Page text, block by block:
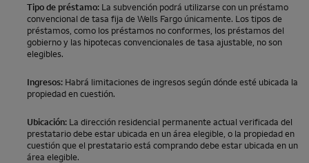
Tipo de préstamo: La subvención podrá utilizarse con un préstamo
convencional de tasa fija deWells Fargo únicamente. Los tipos de
préstamos, como los préstamos no conformes, los préstamos del
gobierno y las hipotecas convencionales de tasa ajustable, no son
elegibles.
Ingresos: Habrá limitaciones de ingresos según dónde esté ubicada la
propiedad en cuestión.
Ubicación: La dirección residencial permanente actual verificada del
prestatario debe estar ubicada en un área elegible, o la propiedad en
cuestión que el prestatario está comprando debe estar ubicada en un
área elegible.